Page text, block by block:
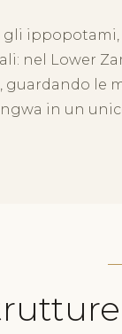
gli ippopotami,
nel Lower
guardando le
in un